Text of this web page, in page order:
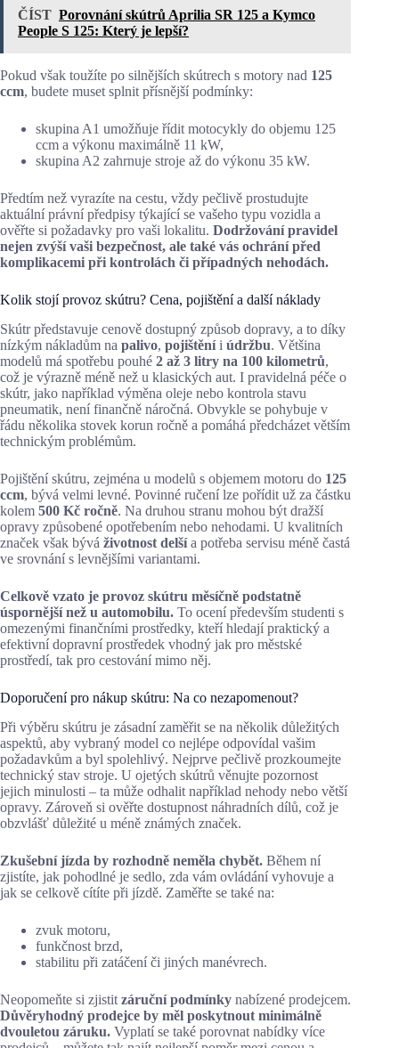
ČÍST Porovnání skútrů Aprilia SR 125 a Kymco
People S 125: Který je lepší?
Pokud však toužíte po silnějších skútrech s motory nad 125
ccm, budete muset splnit přísnější podmínky:
skupina A1 umožňuje řídit motocykly do objemu 125
ccm a výkonu maximálně 11 kW,
skupina A2 zahrnuje stroje až do výkonu 35 kW.
Předtím než vyrazíte na cestu, vždy pečlivě prostudujte
aktuální právní předpisy týkající se vašeho typu vozidla a
ověřte si požadavky pro vaši lokalitu. Dodržování pravidel
nejen zvýší vaši bezpečnost, ale také vás ochrání před
komplikacemi při kontrolách či případných nehodách.
Kolik stojí provoz skútru? Cena, pojištění a další náklady
Skútr představuje cenově dostupný způsob dopravy, a to díky
nízkým nákladům na palivo, pojištěníi údržbu. Většina
modelů má spotřebu pouhé 2 až 3 litry na 100 kilometrů,
což je výrazně méně než u klasických aut. I pravidelná péče o
skútr, jako například výměna oleje nebo kontrola stavu
pneumatik, není finančně náročná. Obvykle se pohybuje v
řádu několika stovek korun ročně a pomáhá předcházet větším
technickým problémům.
Pojištění skútru, zejména u modelů s objemem motoru do 125
ccm, bývá velmi levné. Povinné ručení lze pořídit už za částku
kolem 500 Kč ročně. Na druhou stranu mohou být dražší
opravy způsobené opotřebením nebo nehodami. U kvalitních
značek však bývá životnost delšía potřeba servisu méně častá
ve srovnání s levnějšími variantami.
Celkově vzato je provoz skútru měsíčně podstatně
úspornější než u automobilu. To ocení především studenti s
omezenými finančními prostředky, kteří hledají praktický a
efektivní dopravní prostředek vhodný jak pro městské
prostředí, tak pro cestování mimo něj.
Doporučení pro nákup skútru: Na co nezapomenout?
Při výběru skútru je zásadní zaměřit se na několik důležitých
aspektů, aby vybraný model co nejlépe odpovídal vašim
požadavkům a byl spolehlivý. Nejprve pečlivě prozkoumejte
technický stav stroje. U ojetých skútrů věnujte pozornost
jejich minulosti – ta může odhalit například nehody nebo větší
opravy. Zároveň si ověřte dostupnost náhradních dílů, což je
obzvlášť důležité u méně známých značek.
Zkušební jízda by rozhodně neměla chybět. Během ní
zjistíte, jak pohodlné je sedlo, zda vám ovládání vyhovuje a
jak se celkově cítíte při jízdě. Zaměřte se také na:
zvuk motoru,
funkčnost brzd,
stabilitu při zatáčení či jiných manévrech.
Neopomeňte si zjistit záruční podmínky nabízené prodejcem.
Důvěryhodný prodejce by měl poskytnout minimálně
dvouletou záruku. Vyplatí se také porovnat nabídky více